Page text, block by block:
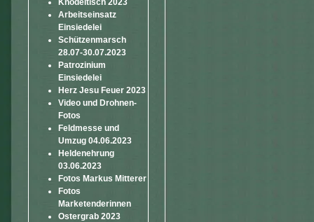
Knödeltisch 2023
Arbeitseinsatz
Einsiedelei
Schützenmarsch
28.07-30.07.2023
Patrozinium
Einsiedelei
Herz Jesu Feuer 2023
Video und Drohnen-
Fotos
Feldmesse und
Umzug 04.06.2023
Heldenehrung
03.06.2023
Fotos Markus Mitterer
Fotos
Marketenderinnen
Ostergrab 2023